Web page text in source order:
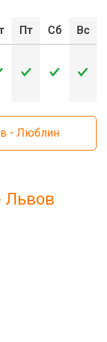
Пт Сб Вс
- Люблин